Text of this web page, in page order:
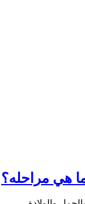
هي مراحله؟